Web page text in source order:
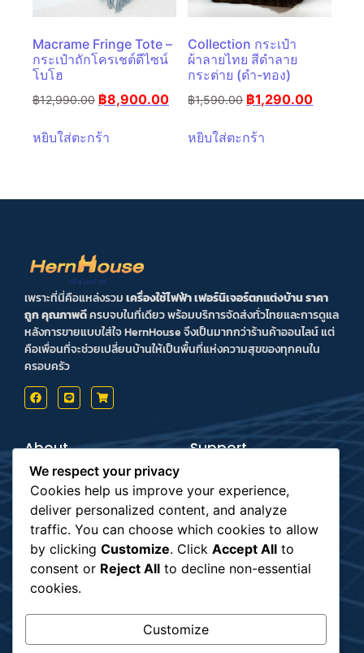
Macrame Fringe Tote –
กระเป๋าถักโครเชต์ดีไซน์
โบโฮ
฿12,990.00 ฿8,900.00
หยิบใส่ตะกร้า
Collection กระเป๋า
ผ้าลายไทย สีดำลาย
กระต่าย (ดำ-ทอง)
฿1,590.00 ฿1,290.00
หยิบใส่ตะกร้า
เพราะที่นี่คือแหล่งรวมเครื่องใช้ไฟฟ้า เฟอร์นิเจอร์ตกแต่งบ้าน ราคา
ถูก คุณภาพดีครบจบในที่เดียว พร้อมบริการจัดส่งทั่วไทยและการดูแล
หลังการขายแบบใส่ใจ HernHouse จึงเป็นมากกว่าร้านค้าออนไลน์ แต่
คือเพื่อนที่จะช่วยเปลี่ยนบ้านให้เป็นพื้นที่แห่งความสุขของทุกคนใน
ครอบครัว
About
Terms & Conditions
Privacy Policy
Support
Order Tracking
Payment
Shipping
Subscribe
We respect your privacy
Cookies help us improve your experience,
deliver personalized content, and analyze
traffic. You can choose which cookies to allow
by clicking Customize. Click Accept All to
consent or Reject All to decline non-essential
cookies.
Customize